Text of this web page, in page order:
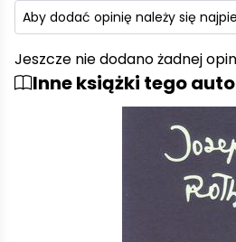
Aby dodać opinię należy się
Jeszcze nie dodano żadnej
Inne książki tego